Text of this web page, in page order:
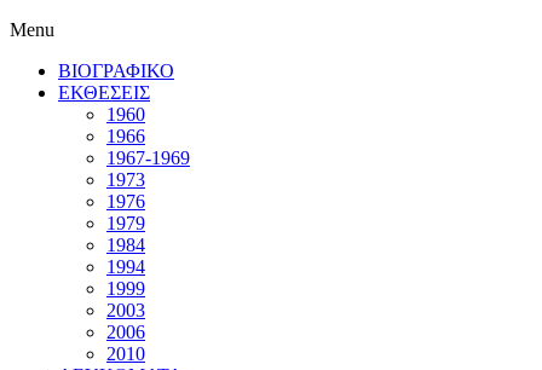
Menu
ΒΙΟΓΡΑΦΙΚΟ
ΕΚΘΕΣΕΙΣ
1960
1966
1967-1969
1973
1976
1979
1984
1994
1999
2003
2006
2010